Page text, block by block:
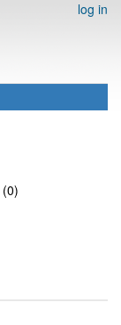
log in
(0)